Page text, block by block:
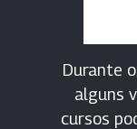
Durante
alguns
cursos